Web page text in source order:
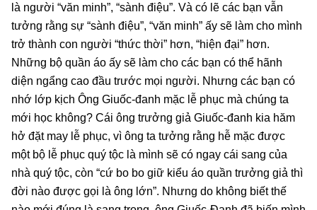
là người “văn minh”, “sành điệu”. Và có lẽ các bạn vẫn
tưởng rằng sự “sành điệu”, “văn minh” ấy sẽ làm cho mình
trở thành con người “thức thời” hơn, “hiện đại” hơn.
Những bộ quần áo ấy sẽ làm cho các bạn có thể hãnh
diện ngẩng cao đầu trước mọi người. Nhưng các bạn có
nhớ lớp kịch Ông Giuốc-đanh mặc lễ phục mà chúng ta
mới học không? Cái ông trưởng giả Giuốc-đanh kia hăm
hở đặt may lễ phục, vì ông ta tưởng rằng hễ mặc được
một bộ lễ phục quý tộc là mình sẽ có ngay cái sang của
nhà quý tộc, còn “cứ bo bo giữ kiểu áo quần trưởng giả thì
đời nào được gọi là ông lớn”. Nhưng do không biết thế